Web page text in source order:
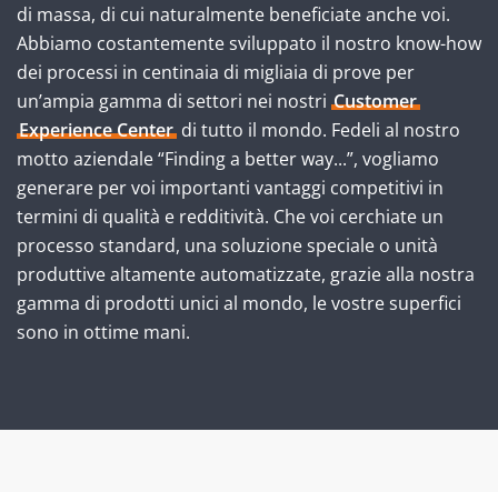
di massa, di cui naturalmente beneficiate anche voi.
Abbiamo costantemente sviluppato il nostro know-how
dei processi in centinaia di migliaia di prove per
un’ampia gamma di settori nei nostri Customer
Experience Centerdi tutto il mondo. Fedeli al nostro
motto aziendale “Finding a better way...”, vogliamo
generare per voi importanti vantaggi competitivi in
termini di qualità e redditività. Che voi cerchiate un
processo standard, una soluzione speciale o unità
produttive altamente automatizzate, grazie alla nostra
gamma di prodotti unici al mondo, le vostre superfici
sono in ottime mani.